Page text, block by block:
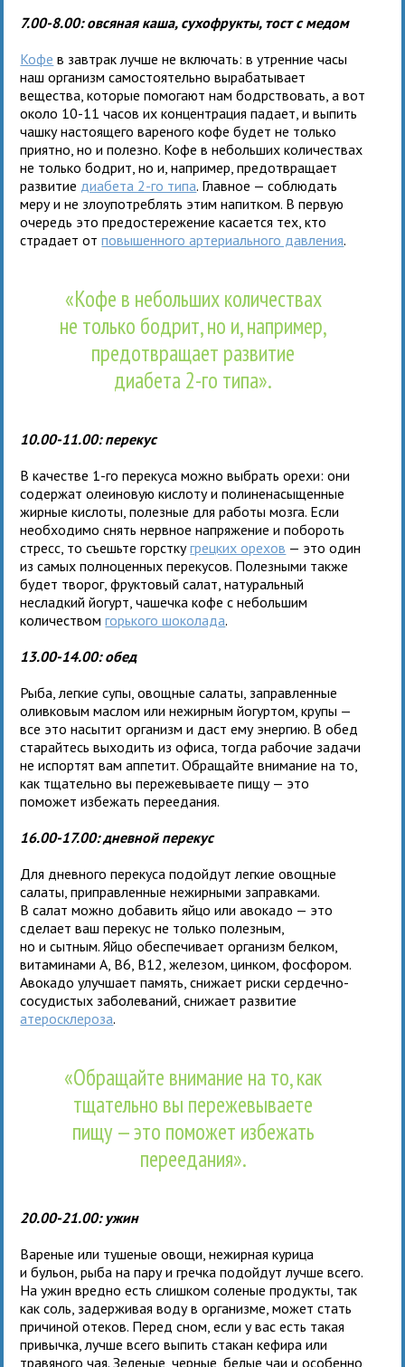
7.00-8.00: овсяная каша, сухофрукты, тост с медом
Кофе в завтрак лучше не включать: в утренние часы
наш организм самостоятельно вырабатывает
вещества, которые помогают нам бодрствовать, а вот
около 10-11 часов их концентрация падает, и выпить
чашку настоящего вареного кофе будет не только
приятно, но и полезно. Кофе в небольших количествах
не только бодрит, но и, например, предотвращает
развитие диабета 2-го типа. Главное — соблюдать
меру и не злоупотреблять этим напитком. В первую
очередь это предостережение касается тех, кто
страдает отповышенного артериального давления.
«Кофе в небольших количествах
не только бодрит, но и, например,
предотвращает развитие
диабета 2-го типа».
10.00-11.00: перекус
В качестве 1-го перекуса можно выбрать орехи: они
содержат олеиновую кислоту и полиненасыщенные
жирные кислоты, полезные для работы мозга. Если
необходимо снять нервное напряжение и побороть
стресс, то съешьте горсткугрецких орехов — это один
из самых полноценных перекусов. Полезными также
будет творог, фруктовый салат, натуральный
несладкий йогурт, чашечка кофе с небольшим
количествомгорького шоколада.
13.00-14.00: обед
Рыба, легкие супы, овощные салаты, заправленные
оливковым маслом или нежирным йогуртом, крупы —
все это насытит организм и даст ему энергию. В обед
старайтесь выходить из офиса, тогда рабочие задачи
не испортят вам аппетит. Обращайте внимание на то,
как тщательно вы пережевываете пищу — это
поможет избежать переедания.
16.00-17.00: дневной перекус
Для дневного перекуса подойдут легкие овощные
салаты, приправленные нежирными заправками.
В салат можно добавить яйцо или авокадо — это
сделает ваш перекус не только полезным,
но и сытным. Яйцо обеспечивает организм белком,
витаминами А, B6, B12, железом, цинком, фосфором.
Авокадо улучшает память, снижает риски сердечно-
сосудистых заболеваний, снижает развитие
атеросклероза.
«Обращайте внимание на то, как
тщательно вы пережевываете
пищу — это поможет избежать
переедания».
20.00-21.00: ужин
Вареные или тушеные овощи, нежирная курица
и бульон, рыба на пару и гречка подойдут лучше всего.
На ужин вредно есть слишком соленые продукты, так
как соль, задерживая воду в организме, может стать
причиной отеков. Перед сном, если у вас есть такая
привычка, лучше всего выпить стакан кефира или
травяного чая. Зеленые, черные, белые чаи и особенно